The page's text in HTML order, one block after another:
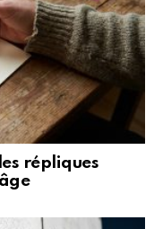
répliques